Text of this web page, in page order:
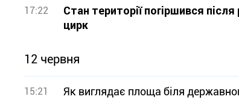
17:22
Стан території погіршився
цирк
12 червня
15:21 Як виглядає площа біля